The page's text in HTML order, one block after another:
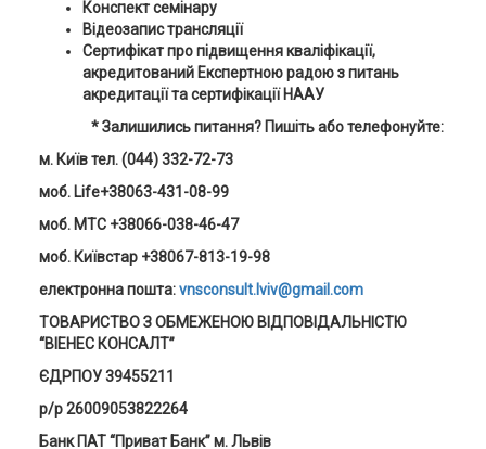
Конспект семінару
Відеозапис трансляції
Сертифікат про підвищення кваліфікації,
акредитований Експертною радою з питань
акредитації та сертифікації НААУ
* Залишились питання? Пишіть або телефонуйте:
м. Київ тел. (044) 332-72-73
моб. Life+38063-431-08-99
моб. MTC +38066-038-46-47
моб. Київстар +38067-813-19-98
електронна пошта:vnsconsult.lviv@gmail.com
ТОВАРИСТВО З ОБМЕЖЕНОЮ ВІДПОВІДАЛЬНІСТЮ
“ВІЕНЕС КОНСАЛТ”
ЄДРПОУ 39455211
р/р 26009053822264
Банк ПАТ “Приват Банк” м. Львів